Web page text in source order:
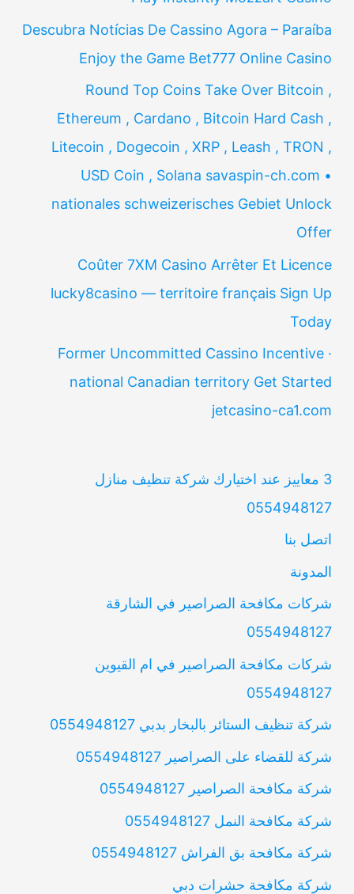
Descubra Notícias De Cassino Agora – Paraíba
Enjoy the Game Bet777 Online Casino
Round Top Coins Take Over Bitcoin ,
Ethereum , Cardano , Bitcoin Hard Cash ,
Litecoin , Dogecoin , XRP , Leash , TRON ,
USD Coin , Solana savaspin-ch.com •
nationales schweizerisches Gebiet Unlock
Offer
Coûter 7XM Casino Arrêter Et Licence
lucky8casino — territoire français Sign Up
Today
Former Uncommitted Cassino Incentive ·
national Canadian territory Get Started
jetcasino-ca1.com
3 معاييز عند اختيارك شركة تنظيف منازل
0554948127
اتصل بنا
المدونة
شركات مكافحة الصراصير في الشارقة
0554948127
شركات مكافحة الصراصير في ام القيوين
0554948127
شركة تنظيف الستائر بالبخار بدبي 0554948127
شركة للقضاء على الصراصير 0554948127
شركة مكافحة الصراصير 0554948127
شركة مكافحة النمل 0554948127
شركة مكافحة بق الفراش 0554948127
شركة مكافحة حشرات دبي